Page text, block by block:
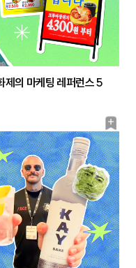
북
마
크
의 마케팅 레퍼런스 5